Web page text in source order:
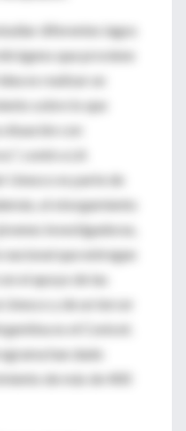
diferentes lagos
que proviene
es realizar un
sobre lo que
con
contó a LA
Unesco es parte de
el otorgamiento
investigadoras,
que entregan
el apoyo de las
y de un tercer
es el Conicet.
han dado
de más de 400